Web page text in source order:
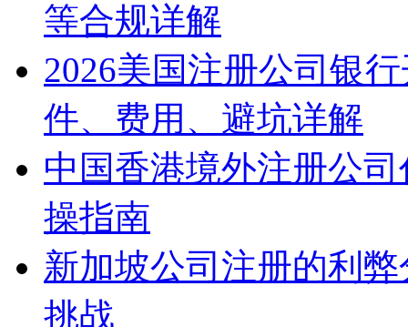
等合规详解
2026美国注册公司银
件、费用、避坑详解
中国香港境外注册公
操指南
新加坡公司注册的利
挑战